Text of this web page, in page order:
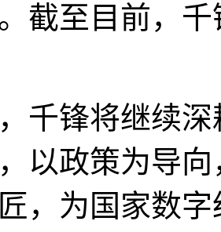
截至目前，
锋将继续深
以政策为导
，为国家数